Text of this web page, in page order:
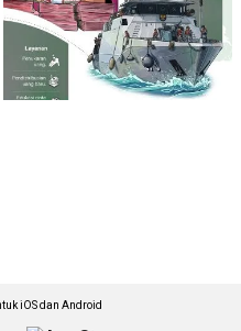
iOS dan Android